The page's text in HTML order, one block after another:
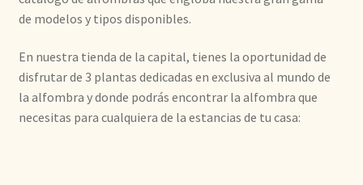
Seda
Pasillo
de modelos y tipos disponibles.
En nuestra tienda de la capital, tienes la oportunidad de
disfrutar de 3 plantas dedicadas en exclusiva al mundo de
la alfombra y donde podrás encontrar la alfombra que
necesitas para cualquiera de la estancias de tu casa: